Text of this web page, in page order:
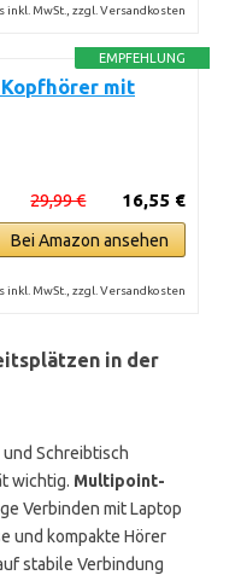
inkl. MwSt., zzgl. Versandkosten
EMPFEHLUNG
mit
16,55 €
29,99 €
Bei Amazon ansehen
inkl. MwSt., zzgl. Versandkosten
in der
Schreibtisch
wichtig. Multipoint-
Verbinden mit Laptop
und kompakte Hörer
stabile Verbindung